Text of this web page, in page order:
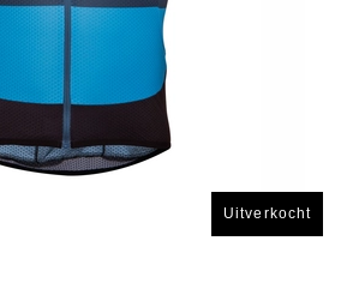
Uitverkocht